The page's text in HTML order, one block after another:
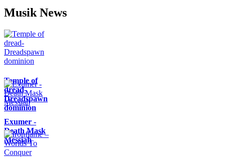
Musik News
Temple of
dread-
Dreadspawn
dominion
Exumer -
Death Mask
Messiah